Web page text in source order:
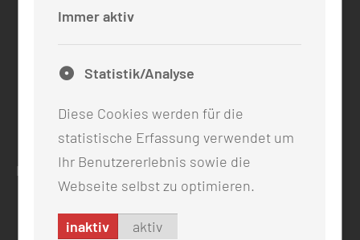
Medizinische Universität Lausitz - Carl Thiem
Thiemstr. 111
RECHTLICHES
Datenschutz
Immer aktiv
Statistik/Analyse
Diese Cookies werden für die
statistische Erfassung verwendet um
Ihr Benutzererlebnis sowie die
Webseite selbst zu optimieren.
inaktiv aktiv